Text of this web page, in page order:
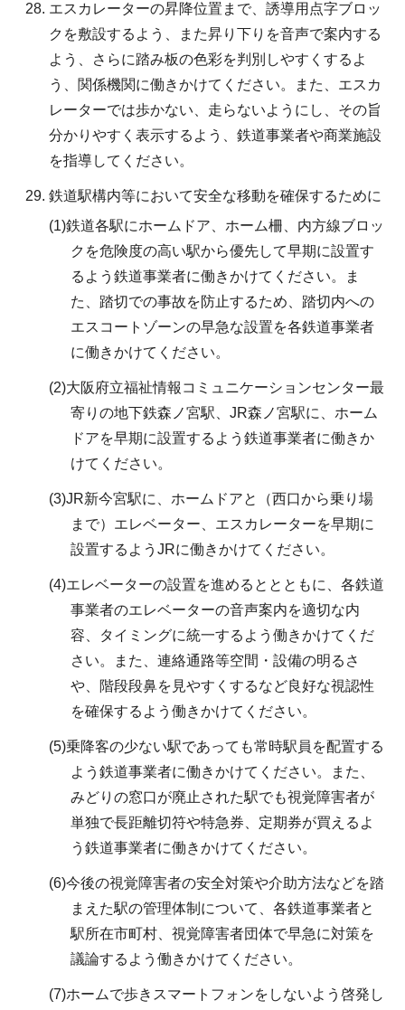
エスカレーターの昇降位置まで、誘導用点字ブロッ
クを敷設するよう、また昇り下りを音声で案内する
よう、さらに踏み板の色彩を判別しやすくするよ
う、関係機関に働きかけてください。また、エスカ
レーターでは歩かない、走らないようにし、その旨
分かりやすく表示するよう、鉄道事業者や商業施設
を指導してください。
鉄道駅構内等において安全な移動を確保するために
(1)鉄道各駅にホームドア、ホーム柵、内方線ブロッ
クを危険度の高い駅から優先して早期に設置す
るよう鉄道事業者に働きかけてください。ま
た、踏切での事故を防止するため、踏切内への
エスコートゾーンの早急な設置を各鉄道事業者
に働きかけてください。
(2)大阪府立福祉情報コミュニケーションセンター最
寄りの地下鉄森ノ宮駅、JR森ノ宮駅に、ホーム
ドアを早期に設置するよう鉄道事業者に働きか
けてください。
(3)JR新今宮駅に、ホームドアと（西口から乗り場
まで）エレベーター、エスカレーターを早期に
設置するようJRに働きかけてください。
(4)エレベーターの設置を進めるととともに、各鉄道
事業者のエレベーターの音声案内を適切な内
容、タイミングに統一するよう働きかけてくだ
さい。また、連絡通路等空間・設備の明るさ
や、階段段鼻を見やすくするなど良好な視認性
を確保するよう働きかけてください。
(5)乗降客の少ない駅であっても常時駅員を配置する
よう鉄道事業者に働きかけてください。また、
みどりの窓口が廃止された駅でも視覚障害者が
単独で長距離切符や特急券、定期券が買えるよ
う鉄道事業者に働きかけてください。
(6)今後の視覚障害者の安全対策や介助方法などを踏
まえた駅の管理体制について、各鉄道事業者と
駅所在市町村、視覚障害者団体で早急に対策を
議論するよう働きかけてください。
(7)ホームで歩きスマートフォンをしないよう啓発し